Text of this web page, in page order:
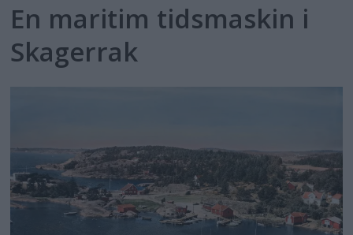
En maritim tidsmaskin i
Skagerrak